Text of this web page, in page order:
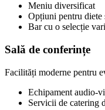
Meniu diversificat
Opțiuni pentru diete
Bar cu o selecție
Sală de conferințe
Facilități moderne pentru
Echipament audio-
Servicii de catering